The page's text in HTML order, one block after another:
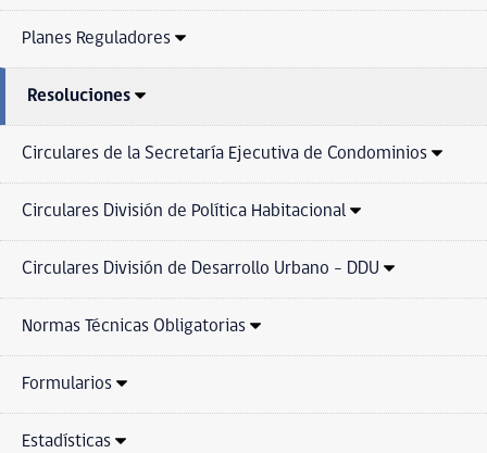
Planes Reguladores
Resoluciones
Circulares de la Secretaría Ejecutiva de Condominios
Circulares División de Política Habitacional
Circulares División de Desarrollo Urbano - DDU
Normas Técnicas Obligatorias
Formularios
Estadísticas